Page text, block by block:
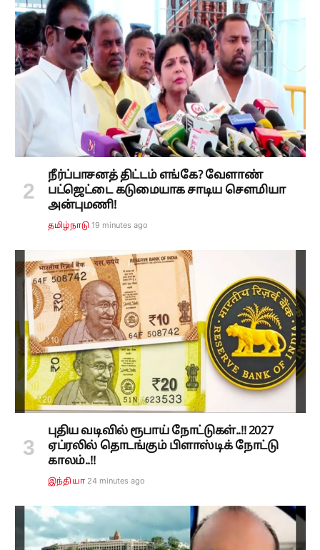
நீர்ப்பாசனத் திட்டம் எங்கே? வேளாண்
பட்ஜெட்டை கடுமையாக சாடிய சௌமியா
அன்புமணி!
தமிழ்நாடு 19 minutes ago
புதிய வடிவில் ரூபாய் நோட்டுகள்..!! 2027
ஏப்ரலில் தொடங்கும் பிளாஸ்டிக் நோட்டு
காலம்..!!
இந்தியா 24 minutes ago